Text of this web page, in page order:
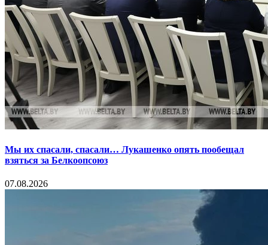
Мы их спасали, спасали… Лукашенко опять пообещал
взяться за Белкоопсоюз
07.08.2026